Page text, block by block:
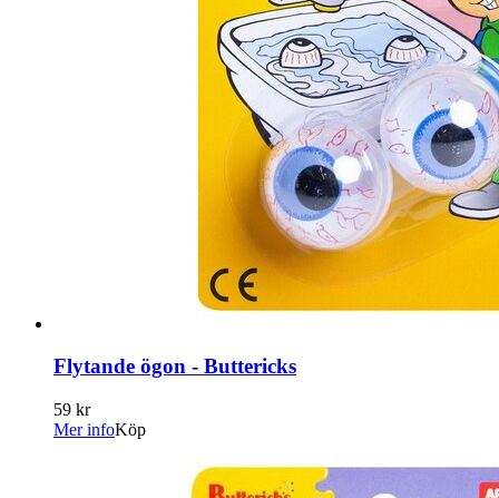
Flytande ögon - Buttericks
59 kr
Mer infoKöp